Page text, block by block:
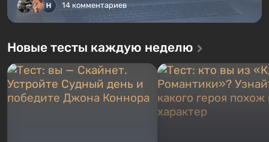
14 комментариев
Новые тесты каждую неделю